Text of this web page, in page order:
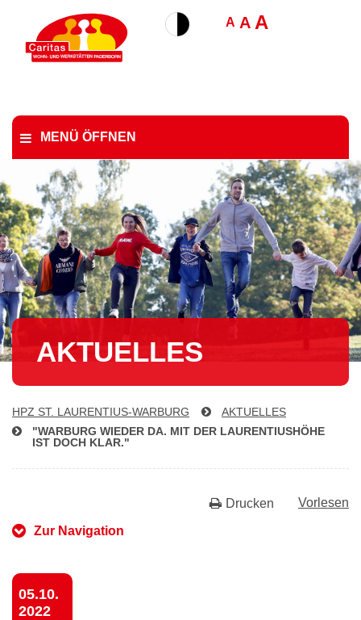
A A A
MENÜ ÖFFNEN
AKTUELLES
HPZ ST. LAU­REN­TI­US-WAR­BURG
AKTUELLES
"WARBURG WIEDER DA. MIT DER LAU­REN­TI­US­HÖ­HE
IST DOCH KLAR."
Vorlesen
Drucken
Zur Navigation
05.10.
2022